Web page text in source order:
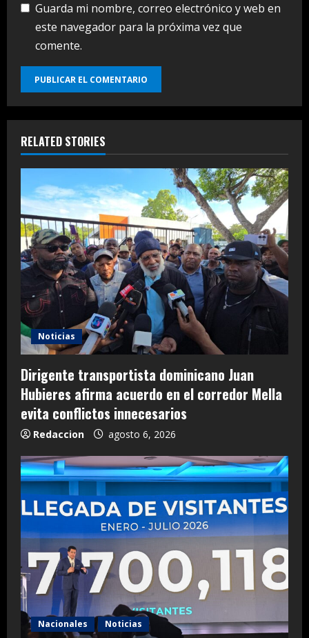
Guarda mi nombre, correo electrónico y web en
este navegador para la próxima vez que
comente.
RELATED STORIES
Noticias
Dirigente transportista dominicano Juan
Hubieres afirma acuerdo en el corredor Mella
evita conflictos innecesarios
Redaccion agosto 6, 2026
Nacionales Noticias